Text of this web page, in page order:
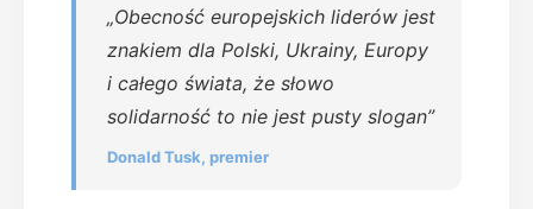
„Obecność europejskich liderów jest
znakiem dla Polski, Ukrainy, Europy
i całego świata, że słowo
solidarność to nie jest pusty slogan”
Donald Tusk, premier